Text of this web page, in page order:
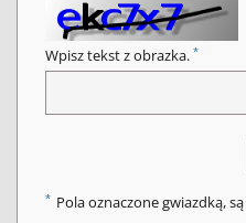
Wpisz tekst z obrazka. *
* Pola oznaczone gwiazdką,